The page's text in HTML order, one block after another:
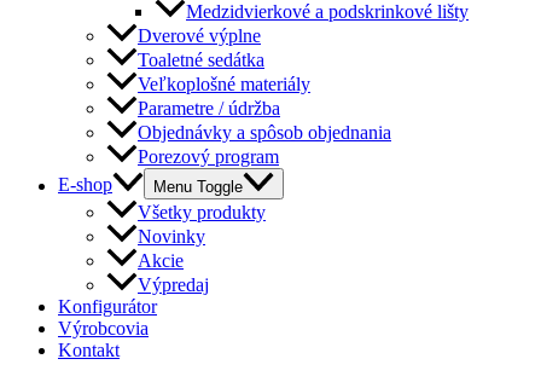
Medzidvierkové a podskrinkové lišty
Dverové výplne
Toaletné sedátka
Veľkoplošné materiály
Parametre / údržba
Objednávky a spôsob objednania
Porezový program
E-shop
Menu Toggle
Všetky produkty
Novinky
Akcie
Výpredaj
Konfigurátor
Výrobcovia
Kontakt